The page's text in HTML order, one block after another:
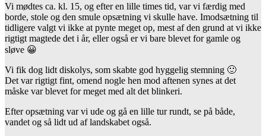
Vi mødtes ca. kl. 15, og efter en lille times tid, var vi færdig med
borde, stole og den smule opsætning vi skulle have. Imodsætning til
tidligere valgt vi ikke at pynte meget op, mest af den grund at vi ikke
rigtigt magtede det i år, eller også er vi bare blevet for gamle og
sløve 😀
Vi fik dog lidt diskolys, som skabte god hyggelig stemning 🙂
Det var rigtigt fint, omend nogle hen mod aftenen synes at det
måske var blevet for meget med alt det blinkeri.
Efter opsætning var vi ude og gå en lille tur rundt, se på både,
vandet og så lidt ud af landskabet også.